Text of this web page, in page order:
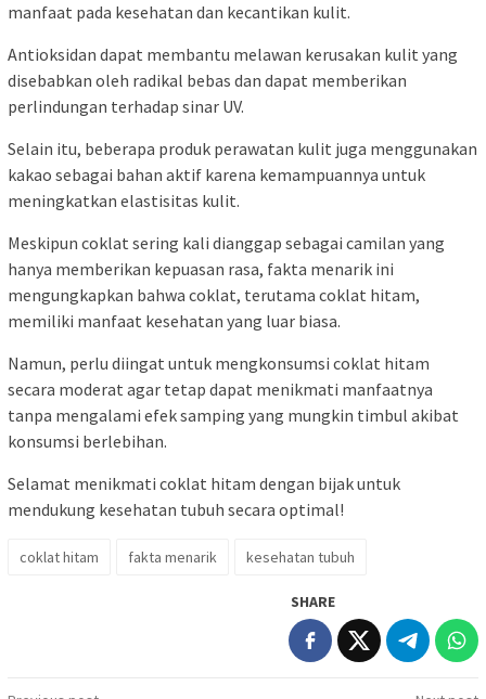
manfaat pada kesehatan dan kecantikan kulit.
Antioksidan dapat membantu melawan kerusakan kulit yang
disebabkan oleh radikal bebas dan dapat memberikan
perlindungan terhadap sinar UV.
Selain itu, beberapa produk perawatan kulit juga menggunakan
kakao sebagai bahan aktif karena kemampuannya untuk
meningkatkan elastisitas kulit.
Meskipun coklat sering kali dianggap sebagai camilan yang
hanya memberikan kepuasan rasa, fakta menarik ini
mengungkapkan bahwa coklat, terutama coklat hitam,
memiliki manfaat kesehatan yang luar biasa.
Namun, perlu diingat untuk mengkonsumsi coklat hitam
secara moderat agar tetap dapat menikmati manfaatnya
tanpa mengalami efek samping yang mungkin timbul akibat
konsumsi berlebihan.
Selamat menikmati coklat hitam dengan bijak untuk
mendukung kesehatan tubuh secara optimal!
coklat hitam fakta menarik kesehatan tubuh
SHARE